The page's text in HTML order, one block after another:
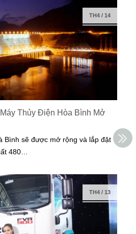
TH4/ 14
Thủy Điện Hòa Bình Mở
Bình sẽ được mở rộng và lắp đặt
480…
TH4/ 13